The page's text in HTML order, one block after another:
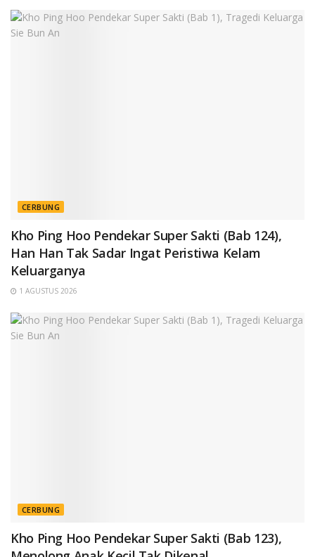
CERBUNG
Kho Ping Hoo Pendekar Super Sakti (Bab 124),
Han Han Tak Sadar Ingat Peristiwa Kelam
Keluarganya
1 AGUSTUS 2026
CERBUNG
Kho Ping Hoo Pendekar Super Sakti (Bab 123),